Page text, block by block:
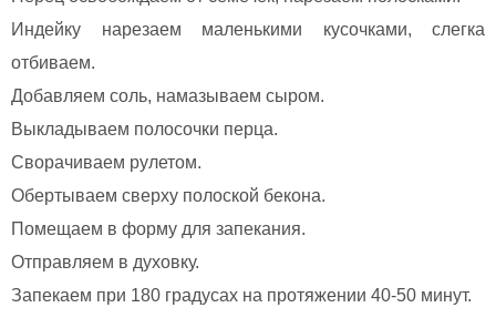
Индейку нарезаем маленькими кусочками, слегка
отбиваем.
Добавляем соль, намазываем сыром.
Выкладываем полосочки перца.
Сворачиваем рулетом.
Обертываем сверху полоской бекона.
Помещаем в форму для запекания.
Отправляем в духовку.
Запекаем при 180 градусах на протяжении 40-50 минут.